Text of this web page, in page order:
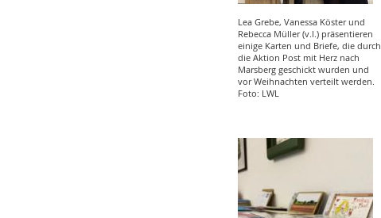
Lea Grebe, Vanessa Köster und
Rebecca Müller (v.l.) präsentieren
einige Karten und Briefe, die durch
die Aktion Post mit Herz nach
Marsberg geschickt wurden und
vor Weihnachten verteilt werden.
Foto: LWL